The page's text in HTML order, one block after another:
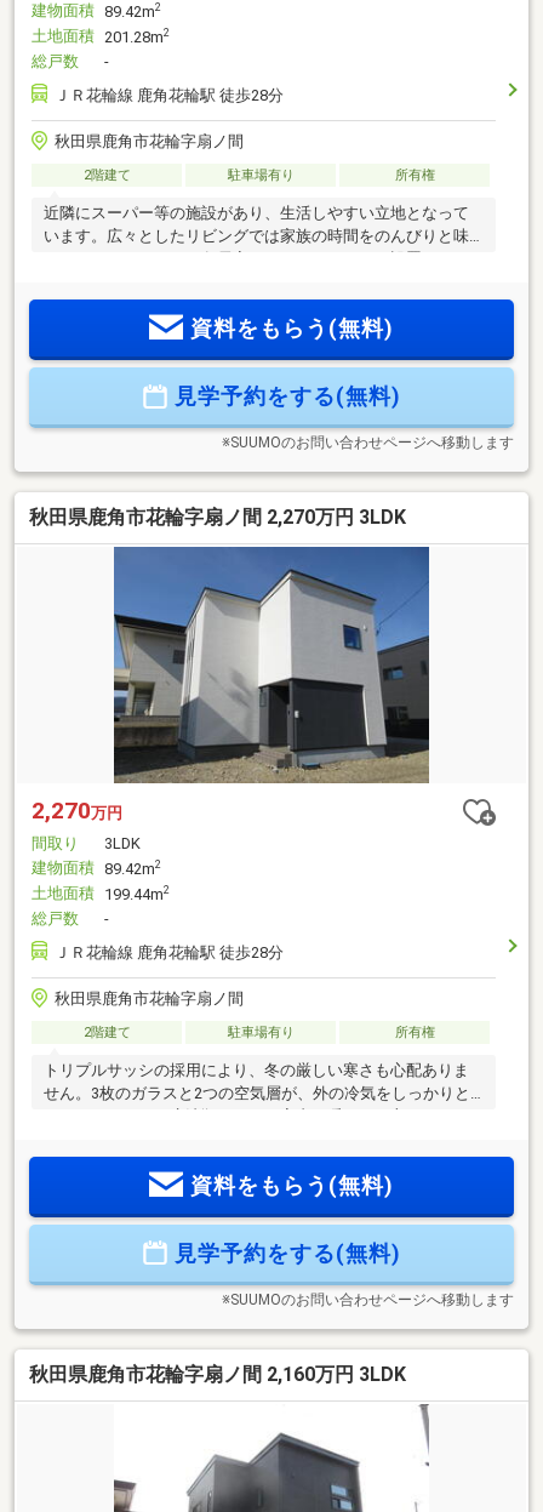
建物面積 89.42m2
土地面積 201.28m2
総戸数
-
ＪＲ花輪線 鹿角花輪駅 徒歩28分
秋田県鹿角市花輪字扇ノ間
2階建て 駐車場有り 所有権
近隣にスーパー等の施設があり、生活しやすい立地となって
います。広々としたリビングでは家族の時間をのんびりと味
資料をもらう(無料)
見学予約をする(無料)
※SUUMOのお問い合わせページへ移動します
秋田県鹿角市花輪字扇ノ間 2,270万円 3LDK
2,270万円
間取り
3LDK
建物面積 89.42m2
土地面積 199.44m2
総戸数
-
ＪＲ花輪線 鹿角花輪駅 徒歩28分
秋田県鹿角市花輪字扇ノ間
2階建て 駐車場有り 所有権
トリプルサッシの採用により、冬の厳しい寒さも心配ありま
せん。3枚のガラスと2つの空気層が、外の冷気をしっかりと
開けた瞬間から優しい暖かさが包み込んでくれます。玄関・
ホール・洗面脱衣室・トイレ・バスルームを温めることで家
し・借入期間 40年
資料をもらう(無料)
見学予約をする(無料)
※SUUMOのお問い合わせページへ移動します
秋田県鹿角市花輪字扇ノ間 2,160万円 3LDK